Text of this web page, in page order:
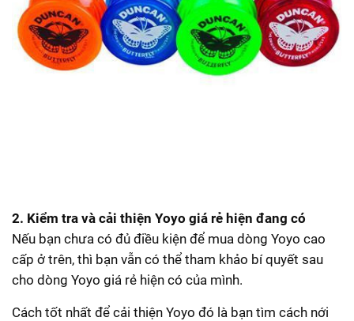
2. Kiểm tra và cải thiện Yoyo giá rẻ hiện đang có
Nếu bạn chưa có đủ điều kiện để mua dòng Yoyo cao
cấp ở trên, thì bạn vẫn có thể tham khảo bí quyết sau
cho dòng Yoyo giá rẻ hiện có của mình.
Cách tốt nhất để cải thiện Yoyo đó là bạn tìm cách nới